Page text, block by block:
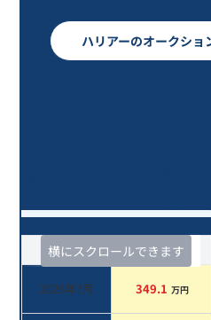
ハリアーのオークショ
横にスクロールできます
査定時期 セルカ実績
2026年7月 349.1 万円